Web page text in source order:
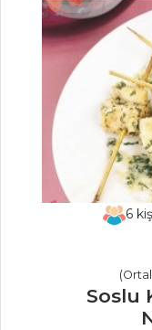
Sotelenmiş
Enginarlı
Tarifi, Nasıl
Kırmızı
Palamut
Nasıl Yapılır?
Acı Soslu
Tarifi, Nasıl
Balık
6
Soslu